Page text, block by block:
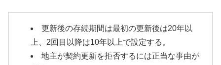
更新後の存続期間は最初の更新後は20年以
上、2回目以降は10年以上で設定する。
地主が契約更新を拒否するには正当な事由が